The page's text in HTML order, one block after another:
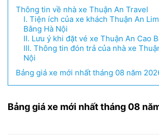
Thông tin về nhà xe Thuận An Travel
I. Tiện ích của xe khách Thuận An
Bằng Hà Nội
II. Lưu ý khi đặt vé xe Thuận An Cao
III. Thông tin đón trả của nhà xe
Nội
Bảng giá xe mới nhất tháng 08 năm
Bảng giá xe mới nhất tháng 08